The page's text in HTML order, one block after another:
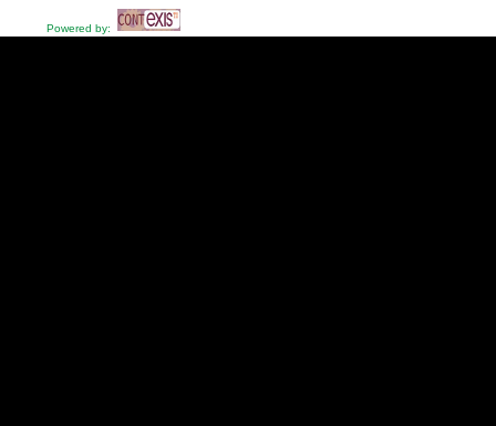
Powered by: